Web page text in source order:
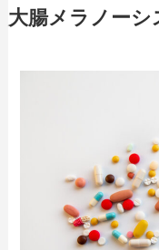
大腸メラノーシ